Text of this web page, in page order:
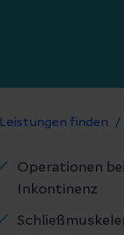
Leistungen finden
Operationen
Inkontinenz